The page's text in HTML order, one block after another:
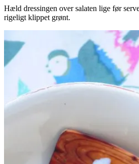
Hæld dressingen over salaten lige før
rigeligt klippet grønt.